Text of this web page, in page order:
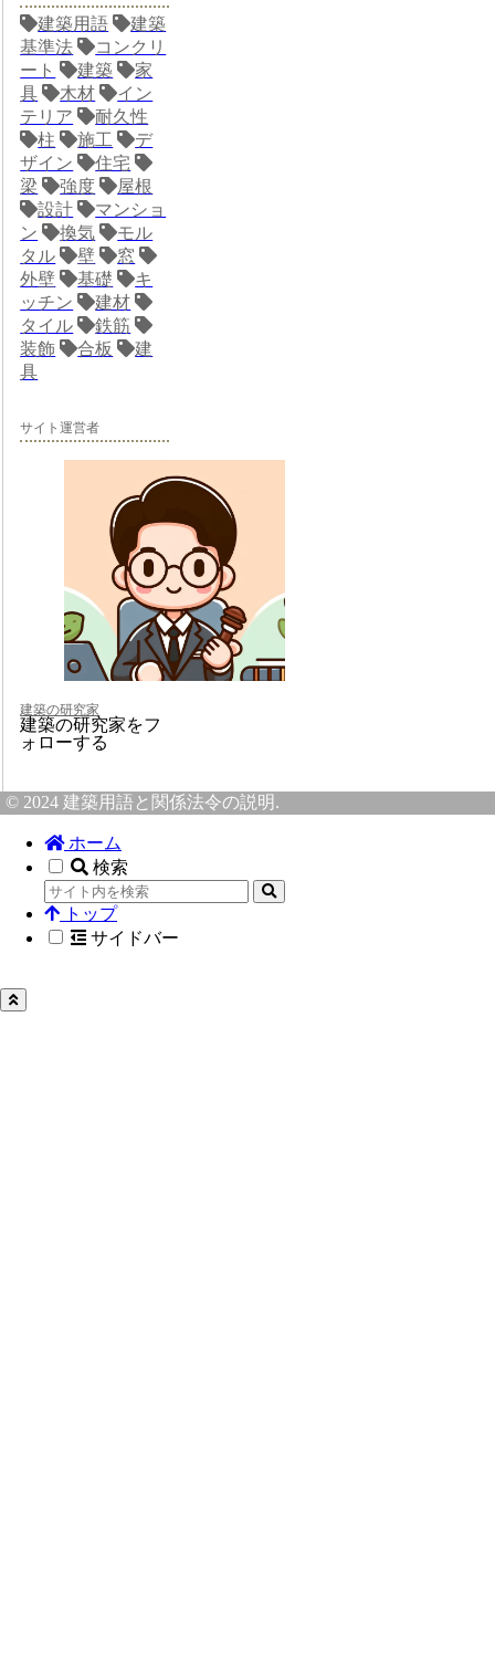
建築用語
建築
基準法
コンクリ
ート
建築
家
具
木材
イン
テリア
耐久性
柱
施工
デ
ザイン
住宅
梁
強度
屋根
設計
マンショ
ン
換気
モル
タル
壁
窓
外壁
基礎
キ
ッチン
建材
タイル
鉄筋
装飾
合板
建
具
サイト運営者
建築の研究家
建築の研究家をフ
ォローする
© 2024 建築用語と関係法令の説明.
ホーム
検索
トップ
サイドバー